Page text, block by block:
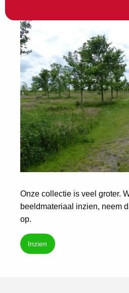
Onze collectie is veel groter.
beeldmateriaal inzien, neem
op.
Inzien